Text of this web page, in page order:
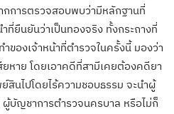
กการตรวจสอบพบว่ามีหลักฐานที่
ที่ยืนยันว่าเป็นทองจริง ทั้งกระถางที่
ของเจ้าหน้าที่ตำรวจในครั้งนี้ มองว่า
หาย โดยเอาคดีที่สามีเคยต้องคดียา
นไปโดยไร้ความชอบธรรม จะนำผู้
ผู้บัญชาการตำรวจนครบาล หรือไม่ก็